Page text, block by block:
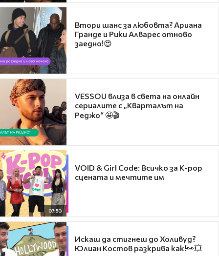
Втори шанс за любовта? Ариана
Гранде и Рики Алварес отново
заедно!😍
VESSOU влиза в света на онлайн
сериалите с „Кварталът на
Реджо“ 🤩🎬
07:50
VOID & Girl Code: Всичко за K-pop
сцената и мечтите им
Искаш да стигнеш до Холивуд?
Юлиан Костов разкрива как!👀💥